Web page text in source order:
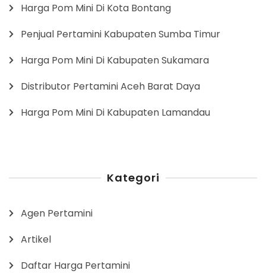
Harga Pom Mini Di Kota Bontang
Penjual Pertamini Kabupaten Sumba Timur
Harga Pom Mini Di Kabupaten Sukamara
Distributor Pertamini Aceh Barat Daya
Harga Pom Mini Di Kabupaten Lamandau
Kategori
Agen Pertamini
Artikel
Daftar Harga Pertamini